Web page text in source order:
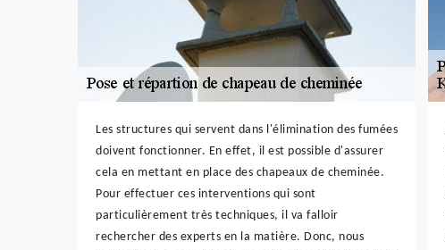
Les structures qui servent dans l'élimination des fumées
doivent fonctionner. En effet, il est possible d'assurer
cela en mettant en place des chapeaux de cheminée.
Pour effectuer ces interventions qui sont
particulièrement très techniques, il va falloir
rechercher des experts en la matière. Donc, nous